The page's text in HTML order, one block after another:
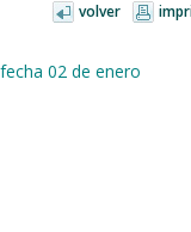
volver
02 de enero